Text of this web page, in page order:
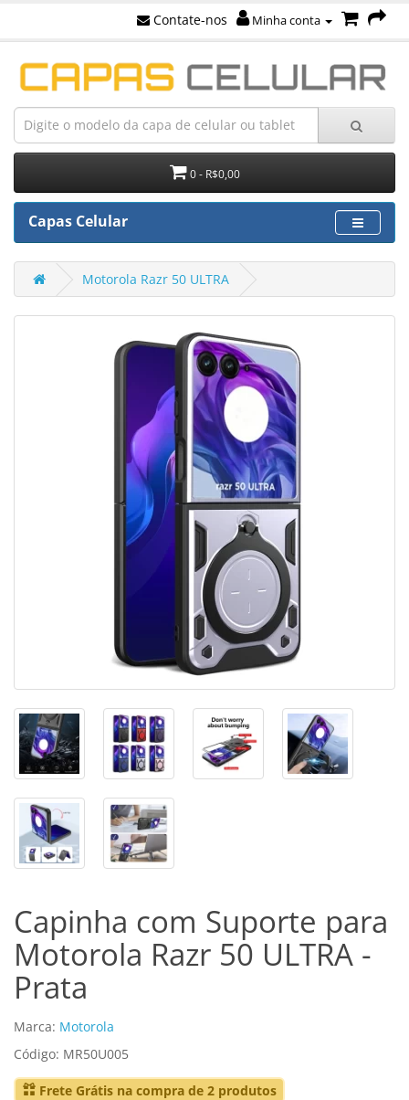
Contate-nos Minha conta
0 - R$0,00
Capas Celular
Motorola Razr 50 ULTRA
Capinha com Suporte para
Motorola Razr 50 ULTRA -
Prata
Marca: Motorola
Código: MR50U005
Frete Grátis na compra de 2 produtos